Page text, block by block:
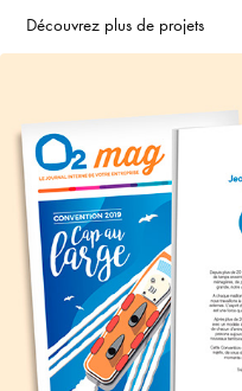
Découvrez plus de projets
O2